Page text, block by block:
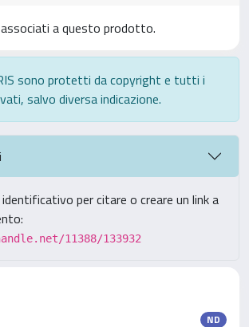
a questo prodotto.
sono protetti da copyright e tutti i
salvo diversa indicazione.
per citare o creare un link a
11388/133932
ND